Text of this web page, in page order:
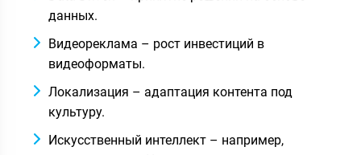
данных.
Видеореклама – рост инвестиций в
видеоформаты.
Локализация – адаптация контента под
культуру.
Искусственный интеллект – например,